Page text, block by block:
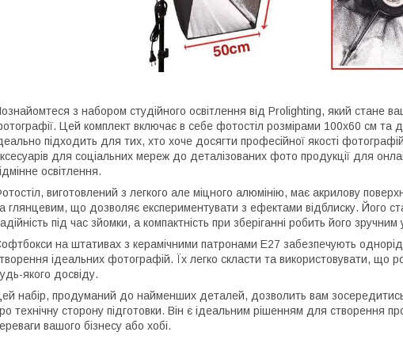
з набором студійного освітлення від Prolighting, який стане
Цей комплект включає в себе фотостіл розмірами 100x60 см та
підходить для тих, хто хоче досягти професійної якості
для соціальних мереж до деталізованих фото продукції для
освітлення.
виготовлений з легкого але міцного алюмінію, має акрилову
глянцевим, що дозволяє експериментувати з ефектами відблиску. Його
під час зйомки, а компактність при зберіганні робить його зручним
на штативах з керамічними патронами E27 забезпечують
ідеальних фотографій. Їх легко скласти та використовувати, що
якого досвіду.
набір, продуманий до найменших деталей, дозволить вам
технічну сторону підготовки. Він є ідеальним рішенням для створення
вашого бізнесу або хобі.